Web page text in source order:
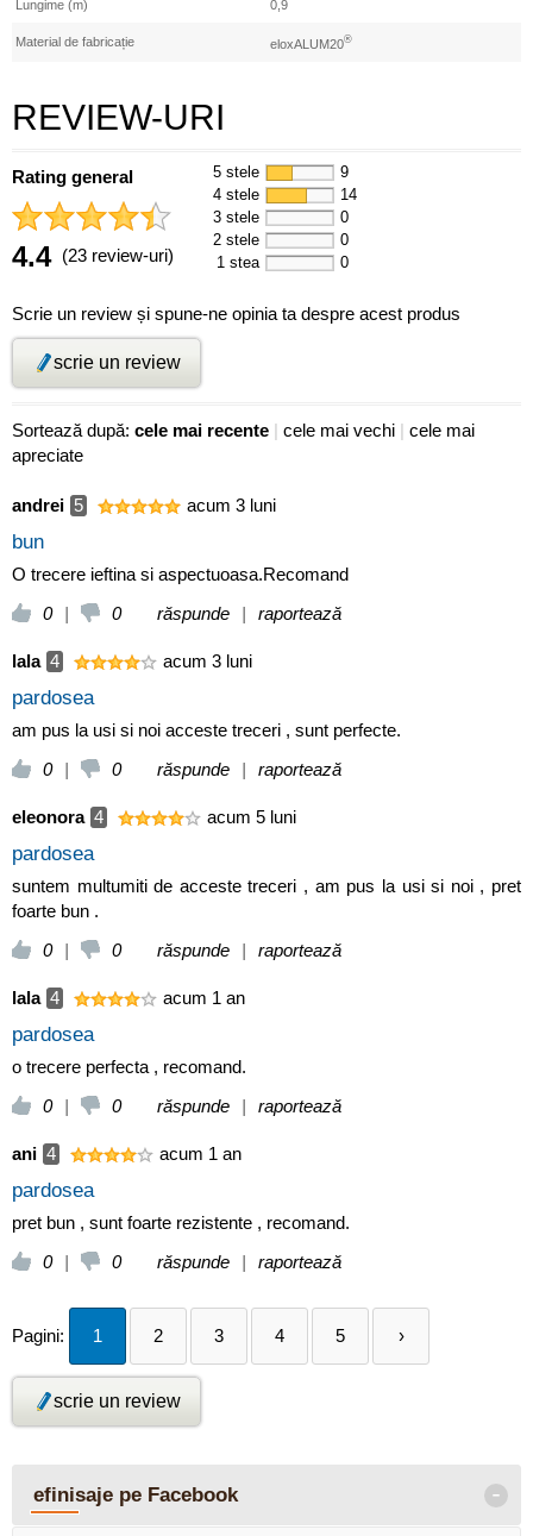
Lungime (m) 0,9
Material de fabricație eloxALUM20®
REVIEW-URI
Rating general
4.4 (23 review-uri)
5 stele
9
4 stele
14
3 stele
0
2 stele
0
1 stea
0
Scrie un review și spune-ne opinia ta despre acest produs
scrie un review
Sortează după: cele mai recente | cele mai vechi | cele mai
apreciate
andrei 5 acum 3 luni
bun
O trecere ieftina si aspectuoasa.Recomand
0
| 0 răspunde | raportează
lala 4 acum 3 luni
pardosea
am pus la usi si noi acceste treceri , sunt perfecte.
0
| 0 răspunde | raportează
eleonora 4 acum 5 luni
pardosea
suntem multumiti de acceste treceri , am pus la usi si noi , pret
foarte bun .
0
| 0 răspunde | raportează
lala 4 acum 1 an
pardosea
o trecere perfecta , recomand.
0
| 0 răspunde | raportează
ani 4 acum 1 an
pardosea
pret bun , sunt foarte rezistente , recomand.
0
| 0 răspunde | raportează
Pagini: 1 2 3 4 5 ›
scrie un review
efinisaje pe Facebook -